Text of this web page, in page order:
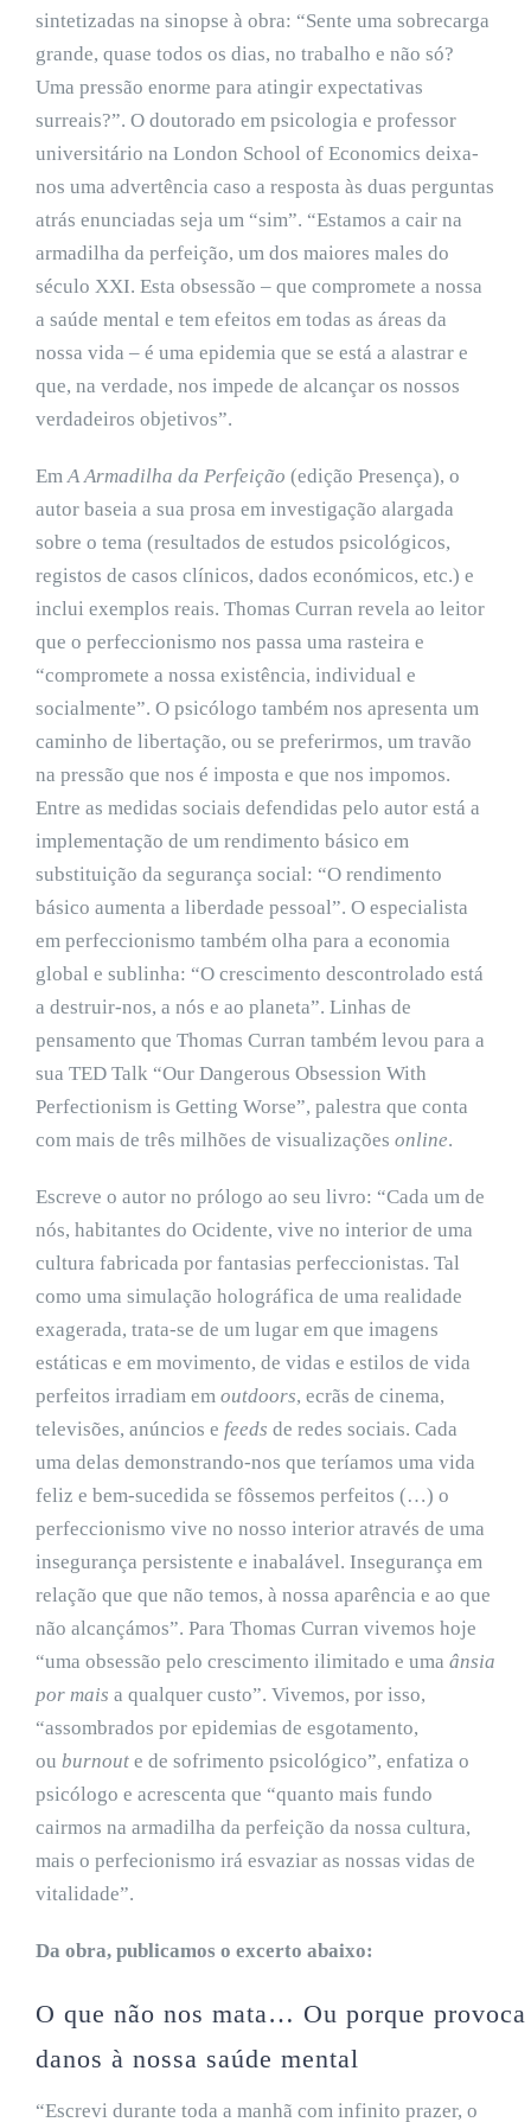
sintetizadas na sinopse à obra: “Sente uma sobrecarga
grande, quase todos os dias, no trabalho e não só?
Uma pressão enorme para atingir expectativas
surreais?”. O doutorado em psicologia e professor
universitário na London School of Economics deixa-
nos uma advertência caso a resposta às duas perguntas
atrás enunciadas seja um “sim”. “Estamos a cair na
armadilha da perfeição, um dos maiores males do
século XXI. Esta obsessão – que compromete a nossa
a saúde mental e tem efeitos em todas as áreas da
nossa vida – é uma epidemia que se está a alastrar e
que, na verdade, nos impede de alcançar os nossos
verdadeiros objetivos”.
EmA Armadilha da Perfeição (edição Presença), o
autor baseia a sua prosa em investigação alargada
sobre o tema (resultados de estudos psicológicos,
registos de casos clínicos, dados económicos, etc.) e
inclui exemplos reais. Thomas Curran revela ao leitor
que o perfeccionismo nos passa uma rasteira e
“compromete a nossa existência, individual e
socialmente”. O psicólogo também nos apresenta um
caminho de libertação, ou se preferirmos, um travão
na pressão que nos é imposta e que nos impomos.
Entre as medidas sociais defendidas pelo autor está a
implementação de um rendimento básico em
substituição da segurança social: “O rendimento
básico aumenta a liberdade pessoal”. O especialista
em perfeccionismo também olha para a economia
global e sublinha: “O crescimento descontrolado está
a destruir-nos, a nós e ao planeta”. Linhas de
pensamento que Thomas Curran também levou para a
sua TED Talk “Our Dangerous Obsession With
Perfectionism is Getting Worse”, palestra que conta
com mais de três milhões de visualizações online.
Escreve o autor no prólogo ao seu livro: “Cada um de
nós, habitantes do Ocidente, vive no interior de uma
cultura fabricada por fantasias perfeccionistas. Tal
como uma simulação holográfica de uma realidade
exagerada, trata-se de um lugar em que imagens
estáticas e em movimento, de vidas e estilos de vida
perfeitos irradiam em outdoors, ecrãs de cinema,
televisões, anúncios e feeds de redes sociais. Cada
uma delas demonstrando-nos que teríamos uma vida
feliz e bem-sucedida se fôssemos perfeitos (…) o
perfeccionismo vive no nosso interior através de uma
insegurança persistente e inabalável. Insegurança em
relação que que não temos, à nossa aparência e ao que
não alcançámos”. Para Thomas Curran vivemos hoje
“uma obsessão pelo crescimento ilimitado e uma ânsia
por mais a qualquer custo”. Vivemos, por isso,
“assombrados por epidemias de esgotamento,
ou burnout e de sofrimento psicológico”, enfatiza o
psicólogo e acrescenta que “quanto mais fundo
cairmos na armadilha da perfeição da nossa cultura,
mais o perfecionismo irá esvaziar as nossas vidas de
vitalidade”.
Da obra, publicamos o excerto abaixo:
O que não nos mata… Ou porque provoca
danos à nossa saúde mental
“Escrevi durante toda a manhã com infinito prazer, o